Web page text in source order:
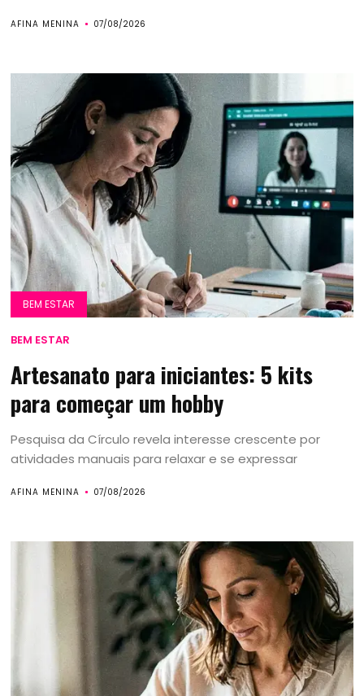
AFINA MENINA 07/08/2026
BEM ESTAR
BEM ESTAR
Artesanato para iniciantes: 5 kits
para começar um hobby
Pesquisa da Círculo revela interesse crescente por
atividades manuais para relaxar e se expressar
AFINA MENINA 07/08/2026